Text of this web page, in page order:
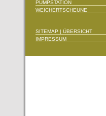
PUMPSTATION
WEICHERTSCHEUNE
SITEMAP | ÜBERSICHT
IMPRESSUM